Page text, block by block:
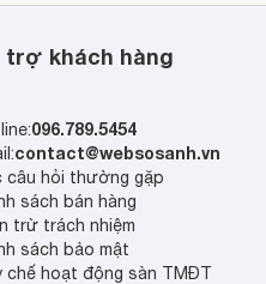
lưu lượng gió lớn 4.920 m
hưởng tới môi trường xung
trợ khách hàng
096.789.5454
contact@websosanh.vn
câu hỏi thường gặp
sách bán hàng
trừ trách nhiệm
sách bảo mật
chế hoạt động sàn TMĐT